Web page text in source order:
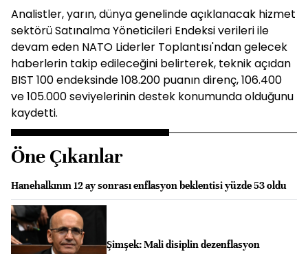
Analistler, yarın, dünya genelinde açıklanacak hizmet
sektörü Satınalma Yöneticileri Endeksi verileri ile
devam eden NATO Liderler Toplantısı'ndan gelecek
haberlerin takip edileceğini belirterek, teknik açıdan
BIST 100 endeksinde 108.200 puanın direnç, 106.400
ve 105.000 seviyelerinin destek konumunda olduğunu
kaydetti.
Öne Çıkanlar
Hanehalkının 12 ay sonrası enflasyon beklentisi yüzde 53 oldu
Şimşek: Mali disiplin dezenflasyon